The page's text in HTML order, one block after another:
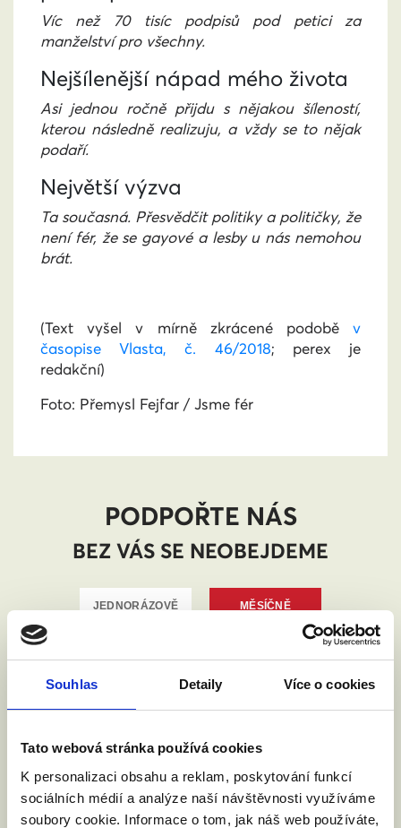
Souhlas Detaily Více o cookies
Tato webová stránka používá cookies
K personalizaci obsahu a reklam, poskytování funkcí
sociálních médií a analýze naší návštěvnosti využíváme
soubory cookie. Informace o tom, jak náš web používáte,
Víc než 70 tisíc podpisů pod petici za
manželství pro všechny.
Nejšílenější nápad mého života
Asi jednou ročně přijdu s nějakou šíleností,
kterou následně realizuju, a vždy se to nějak
podaří.
Největší výzva
Ta současná. Přesvědčit politiky a političky, že
není fér, že se gayové a lesby u nás nemohou
brát.
(Text vyšel v mírně zkrácené podobě v
časopise Vlasta, č. 46/2018; perex je
redakční)
Foto: Přemysl Fejfar / Jsme fér
PODPOŘTE NÁS
BEZ VÁS SE NEOBEJDEME